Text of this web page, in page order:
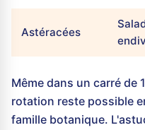
Astéracées
Même dans un carré de
rotation reste possible
famille botanique.